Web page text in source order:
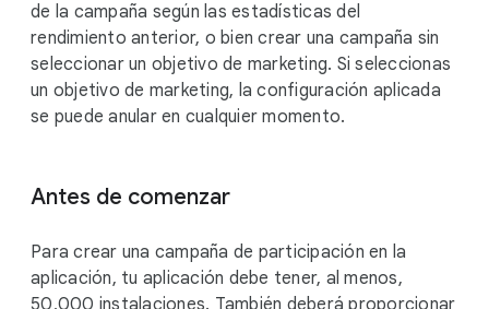
de la campaña según las estadísticas del
rendimiento anterior, o bien crear una campaña sin
seleccionar un objetivo de marketing. Si seleccionas
un objetivo de marketing, la configuración aplicada
se puede anular en cualquier momento.
Antes de comenzar
Para crear una campaña de participación en la
aplicación, tu aplicación debe tener, al menos,
50,000 instalaciones. También deberá proporcionar